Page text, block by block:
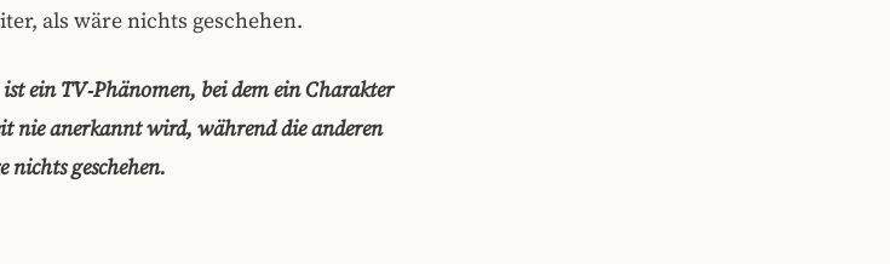
als wäre nichts geschehen.
ein TV‑Phänomen, bei dem ein Charakter
nie anerkannt wird, während die anderen
nichts geschehen.